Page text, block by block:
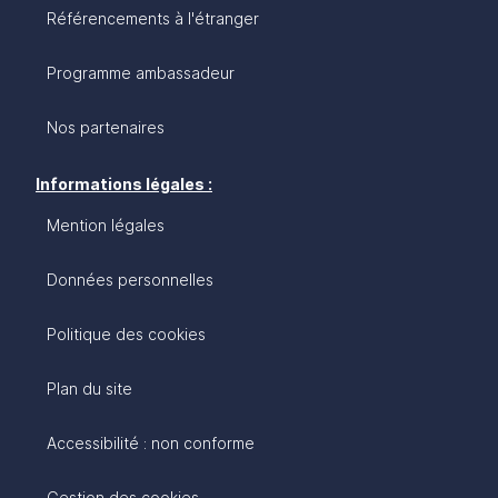
Référencements à l'étranger
Programme ambassadeur
Nos partenaires
Informations légales :
Mention légales
Données personnelles
Politique des cookies
Plan du site
Accessibilité : non conforme